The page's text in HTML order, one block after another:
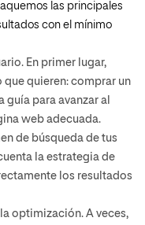
las principales
con el mínimo
En primer lugar,
quieren: comprar un
guía para avanzar al
web adecuada.
de búsqueda de tus
la estrategia de
los resultados
optimización. A veces,